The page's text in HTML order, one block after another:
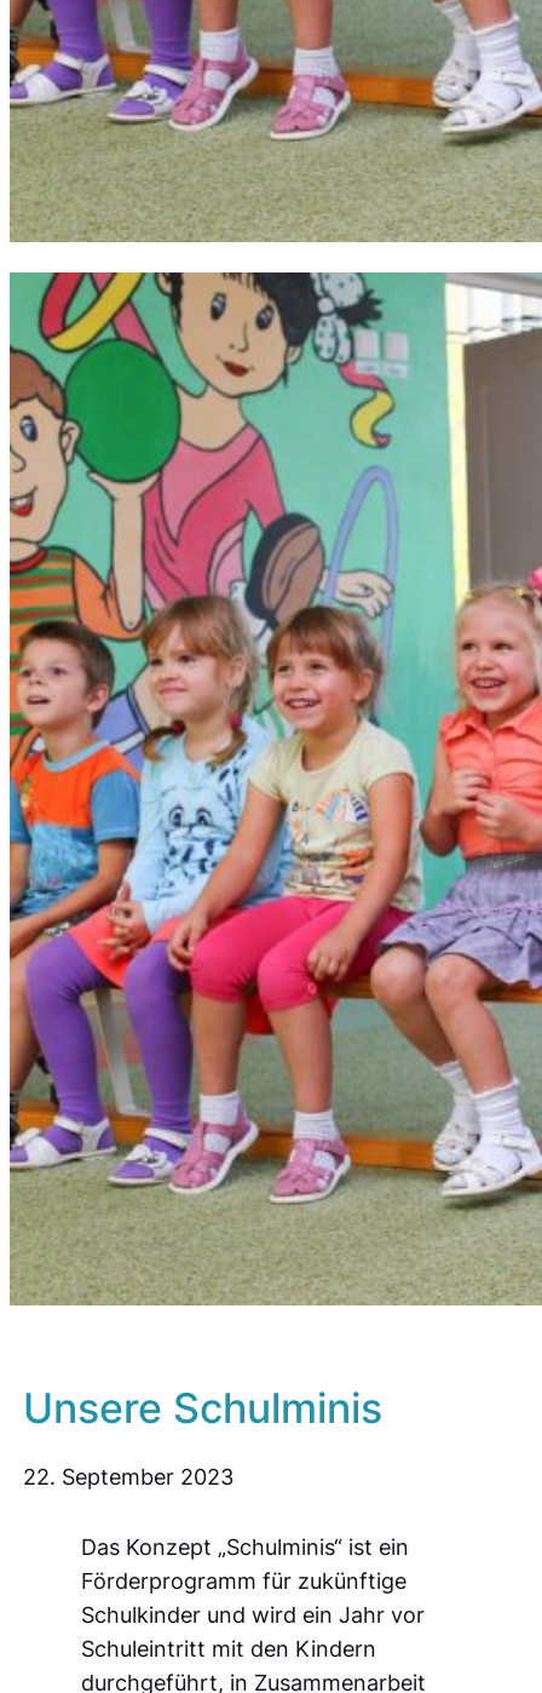
Unsere Schulminis
22. September 2023
Das Konzept „Schulminis“ ist ein
Förderprogramm für zukünftige
Schulkinder und wird ein Jahr vor
Schuleintritt mit den Kindern
durchgeführt, in Zusammenarbeit